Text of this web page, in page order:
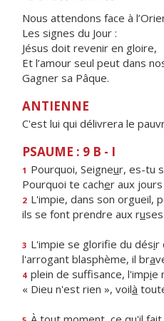
Nous attendons face à
Les signes du Jour :
Jésus doit revenir en gloire,
Et l’amour seul peut dans
Gagner sa Pâque.
ANTIENNE
C'est lui qui délivrera le
PSAUME : 9 B - I
1 Pourquoi, Seigneur, es-tu
Pourquoi te cacher aux
2 L'impie, dans son orgueil,
ils se font prendre aux ru
3 L'impie se glorifie du désir
l'arrogant blasphème, il bra
4 plein de suffisance, l'impie
« Dieu n'est rien », voilà